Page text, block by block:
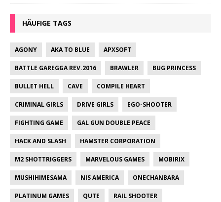
HÄUFIGE TAGS
AGONY AKA TO BLUE APXSOFT
BATTLE GAREGGA REV.2016 BRAWLER BUG PRINCESS
BULLET HELL CAVE COMPILE HEART
CRIMINAL GIRLS DRIVE GIRLS EGO-SHOOTER
FIGHTING GAME GAL GUN DOUBLE PEACE
HACK AND SLASH HAMSTER CORPORATION
M2 SHOTTRIGGERS MARVELOUS GAMES MOBIRIX
MUSHIHIMESAMA NIS AMERICA ONECHANBARA
PLATINUM GAMES QUTE RAIL SHOOTER